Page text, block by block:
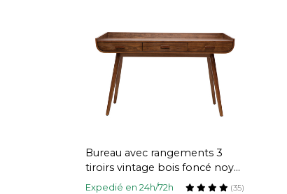
Bureau avec rangements 3
tiroirs vintage bois foncé noyer
L132 cm HALLEN
Expedié en 24h/72h (35)